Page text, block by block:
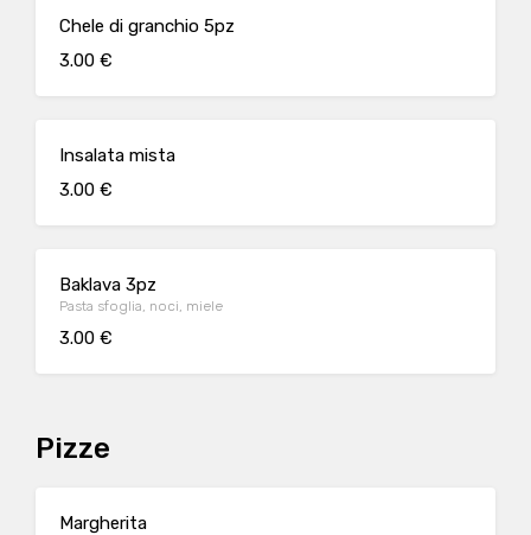
Chele di granchio 5pz
3.00 €
Insalata mista
3.00 €
Baklava 3pz
Pasta sfoglia, noci, miele
3.00 €
Pizze
Margherita